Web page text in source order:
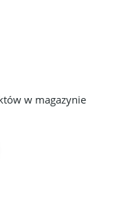
w magazynie